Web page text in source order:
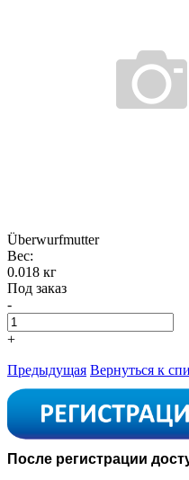
Überwurfmutter
Вес:
0.018 кг
Под заказ
-
+
Предыдущая Вернуться к
После регистрации